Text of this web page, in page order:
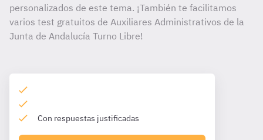
personalizados de este tema. ¡También te facilitamos
varios test gratuitos de Auxiliares Administrativos de la
Junta de Andalucía Turno Libre!
Con respuestas justificadas